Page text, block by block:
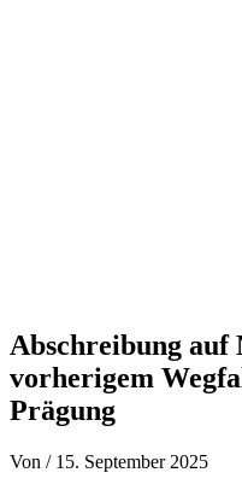
Abschreibung
vorherigem
Prägung
Von / 15. September 2025